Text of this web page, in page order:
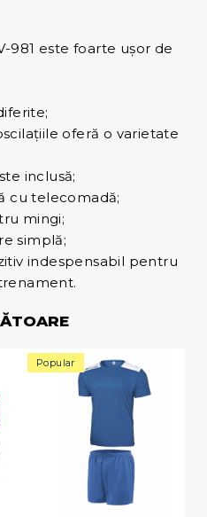
981 este foarte uşor de
oferă o varietate
inclusă;
cu telecomadă;
mingi;
simplă;
indespensabil pentru
Popular